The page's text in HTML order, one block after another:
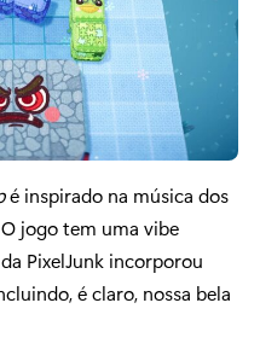
é inspirado na música dos
O jogo tem uma vibe
PixelJunk incorporou
é claro, nossa bela